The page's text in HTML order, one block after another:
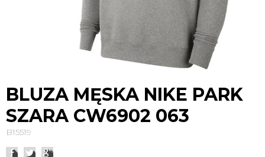
BLUZA MĘSKA NIKE PARK
SZARA CW6902 063
B15519